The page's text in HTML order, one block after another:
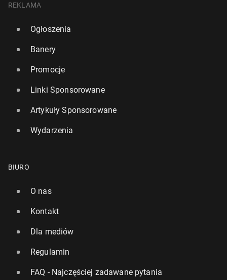
REKLAMA
Ogłoszenia
Banery
Promocje
Linki Sponsorowane
Artykuły Sponsorowane
Wydarzenia
BIURO
O nas
Kontakt
Dla mediów
Regulamin
FAQ - Najczęściej zadawane pytania